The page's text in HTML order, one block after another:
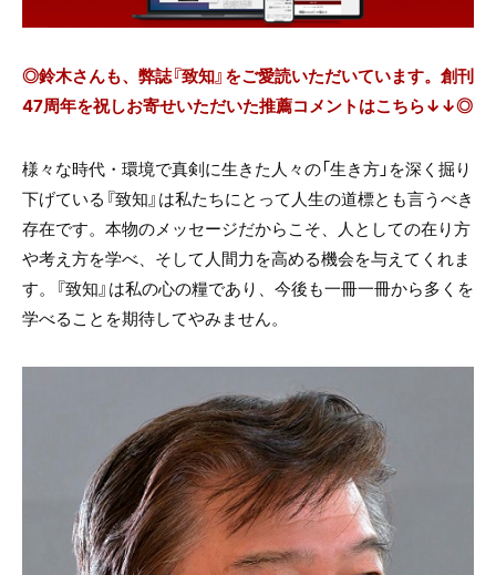
◎鈴木さんも、弊誌『致知』をご愛読いただいています。創刊
47周年を祝しお寄せいただいた推薦コメントはこちら↓↓◎
様々な時代・環境で真剣に生きた人々の「生き方」を深く掘り
下げている『致知』は私たちにとって人生の道標とも言うべき
存在です。本物のメッセージだからこそ、人としての在り方
や考え方を学べ、そして人間力を高める機会を与えてくれま
す。『致知』は私の心の糧であり、今後も一冊一冊から多くを
学べることを期待してやみません。